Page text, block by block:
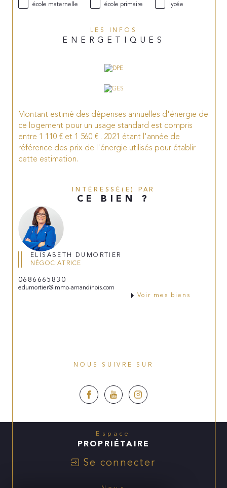
école maternelle
école primaire lycée
LES INFOS
ENERGETIQUES
Montant estimé des dépenses annuelles d'énergie de
ce logement pour un usage standard est compris
entre 1 110 € et 1 560 € . 2021 étant l'année de
référence des prix de l'énergie utilisés pour établir
cette estimation.
INTÉRESSÉ(E) PAR
CE BIEN ?
ELISABETH DUMORTIER
NÉGOCIATRICE
0686665830
edumortier@immo-amandinois.com
Voir mes biens
NOUS SUIVRE SUR
Espace
PROPRIÉTAIRE
Se connecter